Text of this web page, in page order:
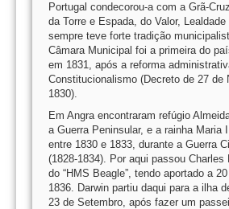
Portugal condecorou-a com a Grã-
da Torre e Espada, do Valor,
sempre teve forte tradição
Câmara Municipal foi a primeira do
em 1831, após a reforma
Constitucionalismo (Decreto de 27 de
1830).
Em Angra encontraram refúgio
a Guerra Peninsular, e a rainha Maria
entre 1830 e 1833, durante a Guerra
(1828-1834). Por aqui passou Charles
do “HMS Beagle”, tendo aportado a
1836. Darwin partiu daqui para a ilha
23 de Setembro, após fazer um